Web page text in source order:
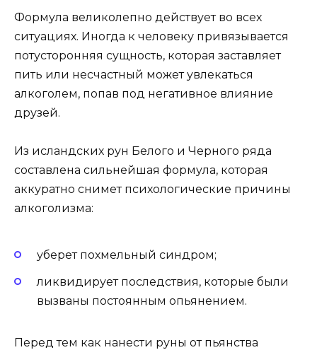
Формула великолепно действует во всех
ситуациях. Иногда к человеку привязывается
потусторонняя сущность, которая заставляет
пить или несчастный может увлекаться
алкоголем, попав под негативное влияние
друзей.
Из исландских рун Белого и Черного ряда
составлена сильнейшая формула, которая
аккуратно снимет психологические причины
алкоголизма:
уберет похмельный синдром;
ликвидирует последствия, которые были
вызваны постоянным опьянением.
Перед тем как нанести руны от пьянства